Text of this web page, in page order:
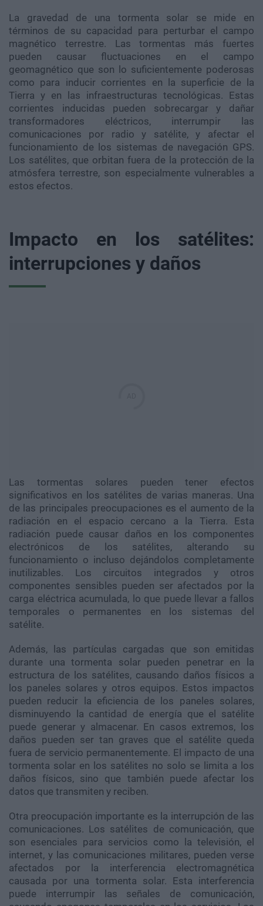
La gravedad de una tormenta solar se mide en
términos de su capacidad para perturbar el campo
magnético terrestre. Las tormentas más fuertes
pueden causar fluctuaciones en el campo
geomagnético que son lo suficientemente poderosas
como para inducir corrientes en la superficie de la
Tierra y en las infraestructuras tecnológicas. Estas
corrientes inducidas pueden sobrecargar y dañar
transformadores eléctricos, interrumpir las
comunicaciones por radio y satélite, y afectar el
funcionamiento de los sistemas de navegación GPS.
Los satélites, que orbitan fuera de la protección de la
atmósfera terrestre, son especialmente vulnerables a
estos efectos.
Impacto en los satélites:
interrupciones y daños
Las tormentas solares pueden tener efectos
significativos en los satélites de varias maneras. Una
de las principales preocupaciones es el aumento de la
radiación en el espacio cercano a la Tierra. Esta
radiación puede causar daños en los componentes
electrónicos de los satélites, alterando su
funcionamiento o incluso dejándolos completamente
inutilizables. Los circuitos integrados y otros
componentes sensibles pueden ser afectados por la
carga eléctrica acumulada, lo que puede llevar a fallos
temporales o permanentes en los sistemas del
satélite.
Además, las partículas cargadas que son emitidas
durante una tormenta solar pueden penetrar en la
estructura de los satélites, causando daños físicos a
los paneles solares y otros equipos. Estos impactos
pueden reducir la eficiencia de los paneles solares,
disminuyendo la cantidad de energía que el satélite
puede generar y almacenar. En casos extremos, los
daños pueden ser tan graves que el satélite queda
fuera de servicio permanentemente. El impacto de una
tormenta solar en los satélites no solo se limita a los
daños físicos, sino que también puede afectar los
datos que transmiten y reciben.
Otra preocupación importante es la interrupción de las
comunicaciones. Los satélites de comunicación, que
son esenciales para servicios como la televisión, el
internet, y las comunicaciones militares, pueden verse
afectados por la interferencia electromagnética
causada por una tormenta solar. Esta interferencia
puede interrumpir las señales de comunicación,